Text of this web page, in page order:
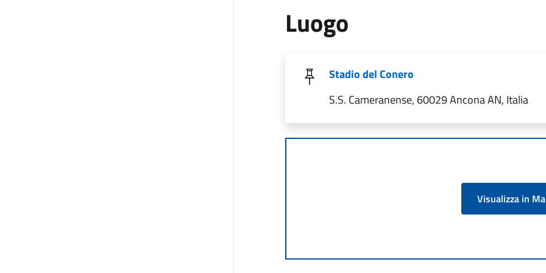
Luogo
Stadio del Conero
S.S. Cameranense, 60029 Ancona AN, Italia
Visualizza in